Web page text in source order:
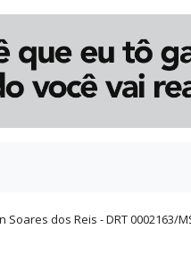
Soares dos Reis - DRT 0002163/